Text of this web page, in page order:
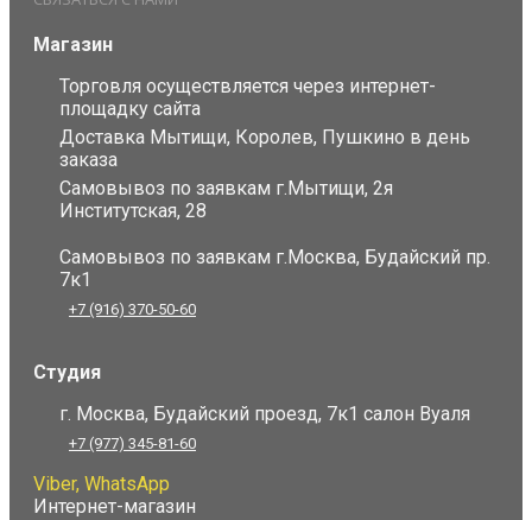
Магазин
Торговля осуществляется через интернет-
площадку сайта
Доставка Мытищи, Королев, Пушкино в день
заказа
Самовывоз по заявкам г.Мытищи, 2я
Институтская, 28
Самовывоз по заявкам г.Москва, Будайский пр.
7к1
+7 (916) 370-50-60
Студия
г. Москва, Будайский проезд, 7к1 салон Вуаля
+7 (977) 345-81-60
Viber, WhatsApp
Интернет-магазин